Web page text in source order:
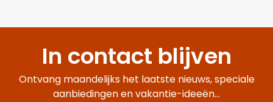
In contact blijven
Ontvang maandelijks het laatste nieuws, speciale
aanbiedingen en vakantie-ideeën...